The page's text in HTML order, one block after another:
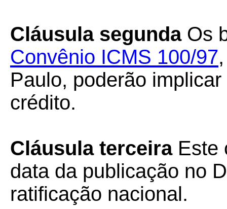
Cláusula segundaOs
Convênio ICMS 100/97
Paulo, poderão
crédito.
Cláusula terceiraEste
data da publicação no
ratificação nacional.